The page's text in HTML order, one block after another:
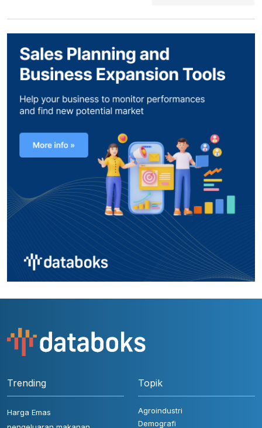
Trending
Harga Emas
Topik
Agroindustri
Demografi